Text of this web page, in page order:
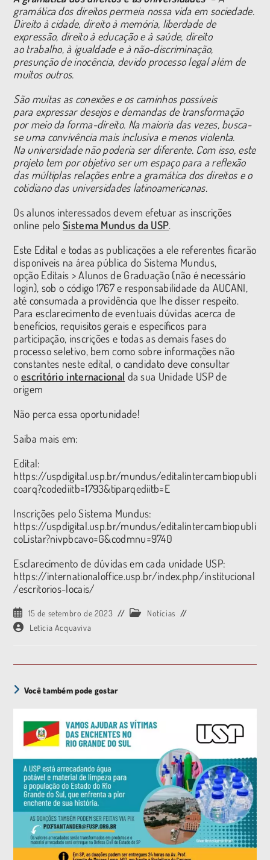
gramática dos direitos permeia nossa vida em sociedade.
Direito à cidade, direito à memória, liberdade de
expressão, direito à educação e à saúde, direito
ao trabalho, à igualdade e à não-discriminação,
presunção de inocência, devido processo legal além de
muitos outros.
São muitas as conexões e os caminhos possíveis
para expressar desejos e demandas de transformação
por meio da forma-direito. Na maioria das vezes, busca-
se uma convivência mais inclusiva e menos violenta.
Na universidade não poderia ser diferente. Com isso, este
projeto tem por objetivo ser um espaço para a reflexão
das múltiplas relações entre a gramática dos direitos e o
cotidiano das universidades latinoamericanas.
Os alunos interessados devem efetuar as inscrições
online peloSistema Mundus da USP.
Este Edital e todas as publicações a ele referentes ficarão
disponíveis na área pública do Sistema Mundus,
opção Editais > Alunos de Graduação (não é necessário
login), sob o código 1767 e responsabilidade da AUCANI,
até consumada a providência que lhe disser respeito.
Para esclarecimento de eventuais dúvidas acerca de
benefícios, requisitos gerais e específicos para
participação, inscrições e todas as demais fases do
processo seletivo, bem como sobre informações não
constantes neste edital, o candidato deve consultar
oescritório internacional da sua Unidade USP de
origem
Não perca essa oportunidade!
Saiba mais em:
Edital:
https://uspdigital.usp.br/mundus/editalintercambiopubli
coarq?codediitb=1793&tiparqediitb=E
Inscrições pelo Sistema Mundus:
https://uspdigital.usp.br/mundus/editalintercambiopubli
coListar?nivpbcavo=G&codmnu=9740
Esclarecimento de dúvidas em cada unidade USP:
https://internationaloffice.usp.br/index.php/institucional
/escritorios-locais/
15 de setembro de 2023
Notícias
Letícia Acquaviva
Você também pode gostar